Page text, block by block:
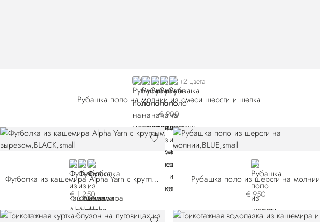
BLACK
BLUE E26374-3198
YELLOW
BROWN
GREEN
+2 цвета
Рубашка поло на молнии из смеси шерсти и шелка
€ 900
BLACK
BLUEWHITE
Футболка из кашемира Alpha Yarn с круглым вырезом
€ 1.250
BLUE E26301-180
Рубашка поло из шерсти на молнии
€ 950